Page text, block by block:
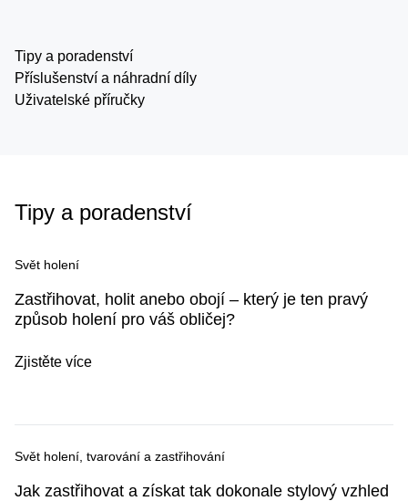
Tipy a poradenství
Příslušenství a náhradní díly
Uživatelské příručky
Tipy a poradenství
Svět holení
Zastřihovat, holit anebo obojí – který je ten pravý
způsob holení pro váš obličej?
Zjistěte více
Svět holení, tvarování a zastřihování
Jak zastřihovat a získat tak dokonale stylový vzhled